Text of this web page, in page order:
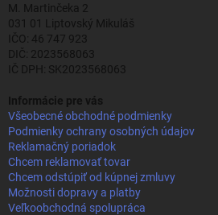
M. Martinčeka 2
031 01 Liptovský Mikuláš
IČO: 46 747 923
DIČ: 2023568063
IČ DPH: SK2023568063
Informácie pre vás
Všeobecné obchodné podmienky
Podmienky ochrany osobných údajov
Reklamačný poriadok
Chcem reklamovať tovar
Chcem odstúpiť od kúpnej zmluvy
Možnosti dopravy a platby
Veľkoobchodná spolupráca